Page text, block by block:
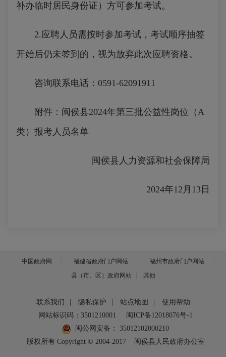
补办临时居民身份证）方可参加考试。
2.应聘人员需按时参加考试，考试顺序抽签
开始后仍未签到的，视为放弃此次应聘资格。
咨询联系电话：0591-62091911
附件：闽侯县2024年第三批公益性岗位（A
类）报考人员名单
闽侯县人力资源和社会保障局
2024年12月13日
中国政府网 福建省政府门户网站
福州市政府门户网站
县（市、区）政府网站
其他
联系我们 隐私保护 站点地图
使用帮助
网站标识码：3501210001
闽ICP备12018076号-1
闽公网安备：
35012102000210
版权所有 Copyright © 2004-2017
闽侯县人民政府办公室